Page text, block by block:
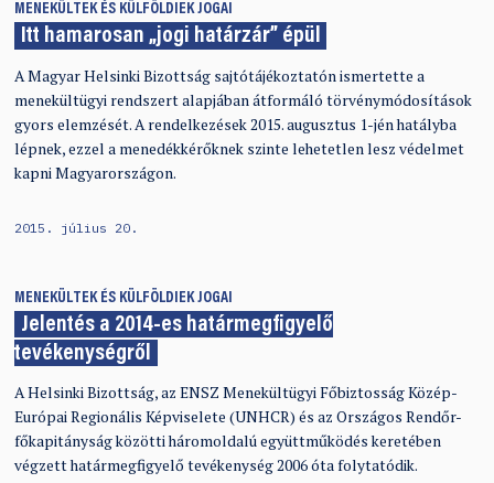
MENEKÜLTEK ÉS KÜLFÖLDIEK JOGAI
Itt hamarosan „jogi határzár” épül
A Magyar Helsinki Bizottság sajtótájékoztatón ismertette a
menekültügyi rendszert alapjában átformáló törvénymódosítások
gyors elemzését. A rendelkezések 2015. augusztus 1-jén hatályba
lépnek, ezzel a menedékkérőknek szinte lehetetlen lesz védelmet
kapni Magyarországon.
2015. július 20.
MENEKÜLTEK ÉS KÜLFÖLDIEK JOGAI
Jelentés a 2014-es határmegfigyelő
tevékenységről
A Helsinki Bizottság, az ENSZ Menekültügyi Főbiztosság Közép-
Európai Regionális Képviselete (UNHCR) és az Országos Rendőr-
főkapitányság közötti háromoldalú együttműködés keretében
végzett határmegfigyelő tevékenység 2006 óta folytatódik.